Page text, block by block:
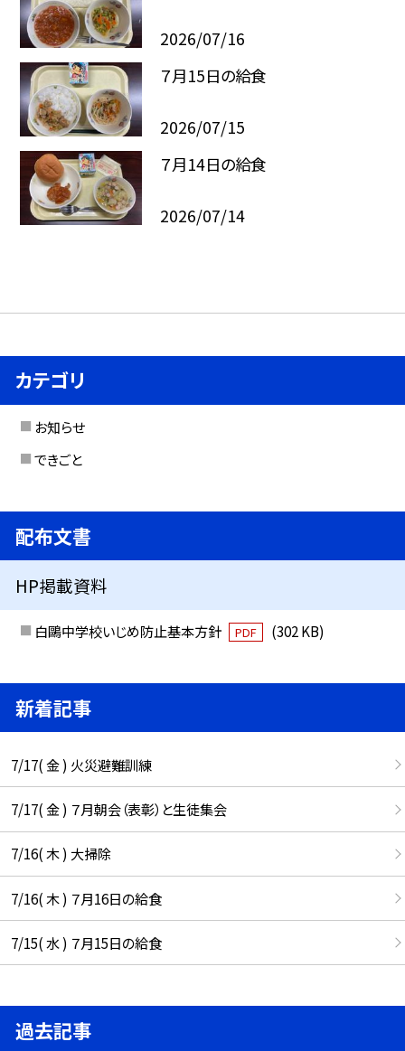
2026/07/16
７月15日の給食
2026/07/15
７月14日の給食
2026/07/14
カテゴリ
お知らせ
できごと
配布文書
HP掲載資料
白鷗中学校いじめ防止基本方針 PDF (302 KB)
新着記事
7/17( 金 ) 火災避難訓練
7/17( 金 ) ７月朝会（表彰）と生徒集会
7/16( 木 ) 大掃除
7/16( 木 ) ７月16日の給食
7/15( 水 ) ７月15日の給食
過去記事